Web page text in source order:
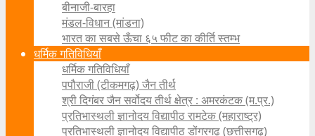
बीनाजी-बारहा
मंडल-विधान (मांडना)
भारत का सबसे ऊँचा ६५ फीट का कीर्ति स्तम्भ
धर्मिक गतिविधियाँ
धर्मिक गतिविधियाँ
पपौराजी (टीकमगढ़) जैन तीर्थ
श्री दिगंबर जैन सर्वोदय तीर्थ क्षेत्र : अमरकंटक (म.प्र.)
प्रतिभास्थली ज्ञानोदय विद्यापीठ रामटेक (महाराष्ट्र)
प्रतिभास्थली ज्ञानोदय विद्यापीठ डोंगरगढ़ (छत्तीसगढ़)